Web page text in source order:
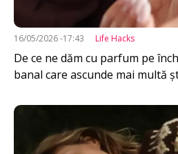
16/05/2026 -17:43 Life Hacks
De ce ne dăm cu parfum pe
banal care ascunde mai multă
Imagine